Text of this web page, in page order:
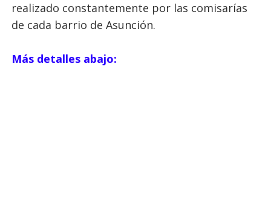
realizado constantemente por las comisarías
de cada barrio de Asunción.
Más detalles abajo: